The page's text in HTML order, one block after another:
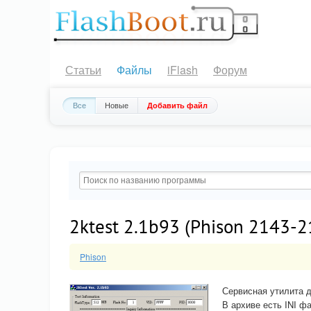
Статьи Файлы iFlash Форум
Все Новые Добавить файл
2ktest 2.1b93 (Phison 2143-
Phison
Сервисная утилита
В архиве есть INI